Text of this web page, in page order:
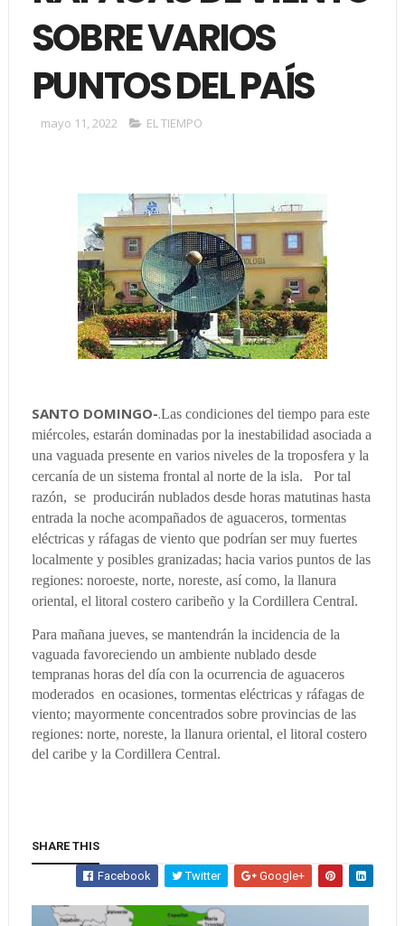
SOBRE VARIOS
PUNTOS DEL PAÍS
mayo 11, 2022 EL TIEMPO
SANTO DOMINGO-.Las condiciones del tiempo para este
miércoles, estarán dominadas por la inestabilidad asociada a
una vaguada presente en varios niveles de la troposfera y la
cercanía de un sistema frontal al norte de la isla. Por tal
razón, se producirán nublados desde horas matutinas hasta
entrada la noche acompañados de aguaceros, tormentas
eléctricas y ráfagas de viento que podrían ser muy fuertes
localmente y posibles granizadas; hacia varios puntos de las
regiones: noroeste, norte, noreste, así como, la llanura
oriental, el litoral costero caribeño y la Cordillera Central.
Para mañana jueves, se mantendrán la incidencia de la
vaguada favoreciendo un ambiente nublado desde
tempranas horas del día con la ocurrencia de aguaceros
moderados en ocasiones, tormentas eléctricas y ráfagas de
viento; mayormente concentrados sobre provincias de las
regiones: norte, noreste, la llanura oriental, el litoral costero
del caribe y la Cordillera Central.
SHARE THIS
Facebook Twitter Google+